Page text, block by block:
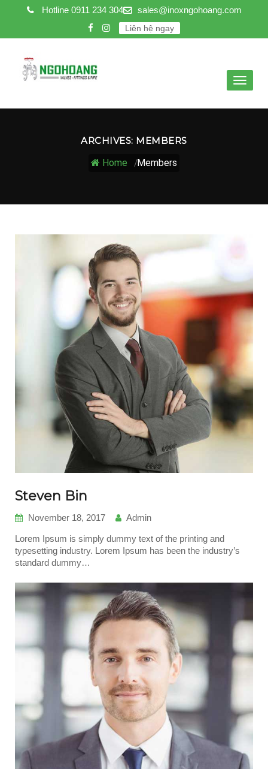
Hotline0911 234 304 sales@inoxngohoang.com
Liên hệ ngay
Toggle
ARCHIVES: MEMBERS
Home
/Members
Steven Bin
November 18, 2017 Admin
Lorem Ipsum is simply dummy text of the printing and
typesetting industry. Lorem Ipsum has been the industry’s
standard dummy…